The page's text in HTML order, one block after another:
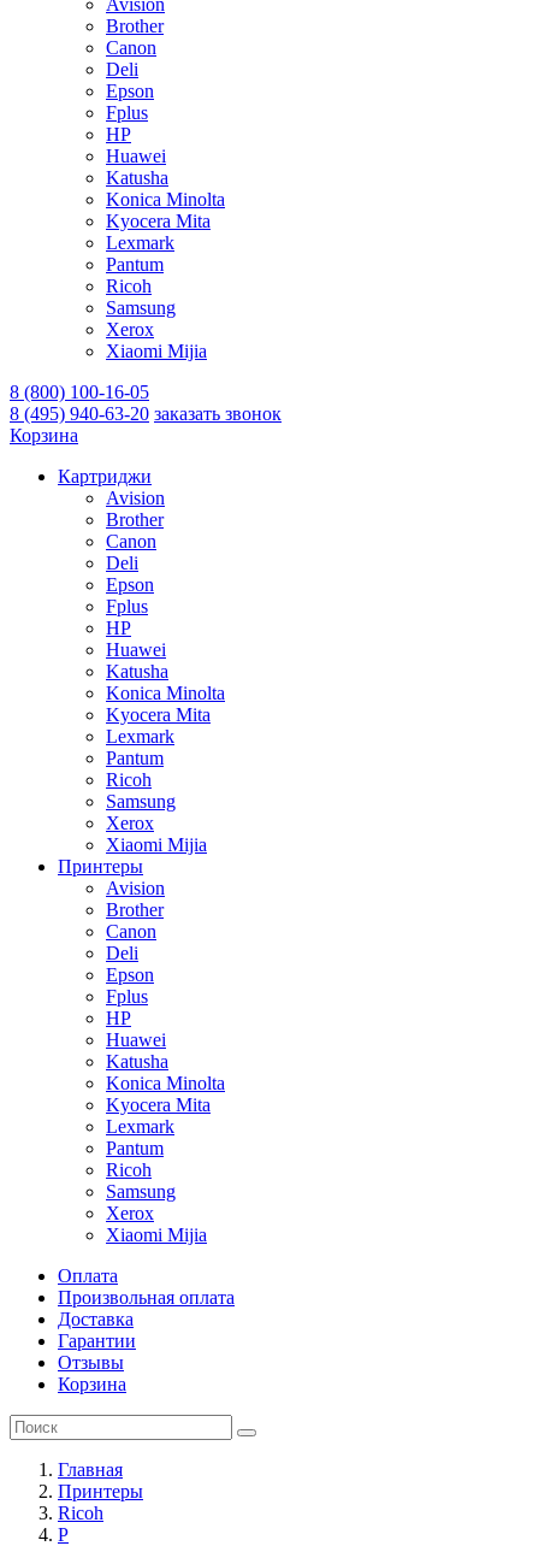
Avision
Brother
Canon
Deli
Epson
Fplus
HP
Huawei
Katusha
Konica Minolta
Kyocera Mita
Lexmark
Pantum
Ricoh
Samsung
Xerox
Xiaomi Mijia
8 (800) 100-16-05
8 (495) 940-63-20 заказать звонок
Корзина
Картриджи
Avision
Brother
Canon
Deli
Epson
Fplus
HP
Huawei
Katusha
Konica Minolta
Kyocera Mita
Lexmark
Pantum
Ricoh
Samsung
Xerox
Xiaomi Mijia
Принтеры
Avision
Brother
Canon
Deli
Epson
Fplus
HP
Huawei
Katusha
Konica Minolta
Kyocera Mita
Lexmark
Pantum
Ricoh
Samsung
Xerox
Xiaomi Mijia
Оплата
Произвольная оплата
Доставка
Гарантии
Отзывы
Корзина
Главная
Принтеры
Ricoh
P